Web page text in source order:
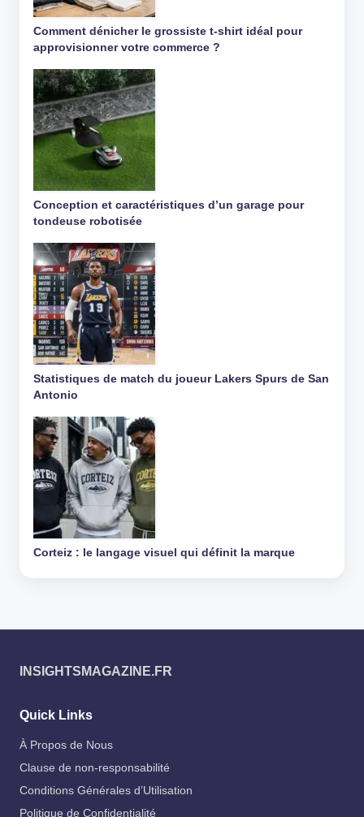
Comment dénicher le grossiste t-shirt idéal pour
approvisionner votre commerce ?
Conception et caractéristiques d’un garage pour
tondeuse robotisée
Statistiques de match du joueur Lakers Spurs de San
Antonio
Corteiz : le langage visuel qui définit la marque
INSIGHTSMAGAZINE.FR
Quick Links
À Propos de Nous
Clause de non-responsabilité
Conditions Générales d’Utilisation
Politique de Confidentialité